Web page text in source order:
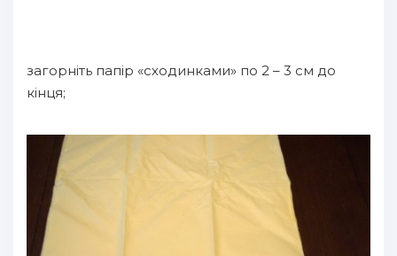
загорніть папір «сходинками» по 2 – 3 см до
кінця;